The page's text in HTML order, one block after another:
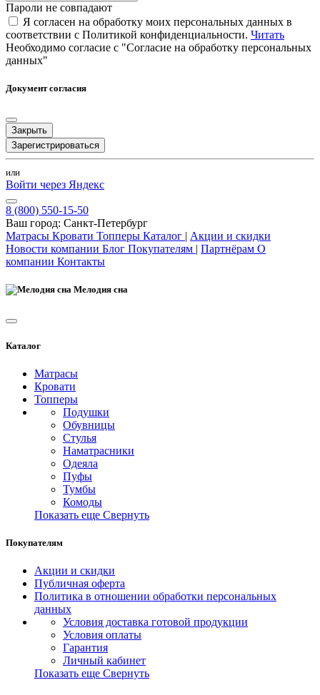
Пароли не совпадают
Я согласен на обработку моих персональных данных в
соответствии с Политикой конфиденциальности. Читать
Необходимо согласие с "Согласие на обработку персональных
данных"
Документ согласия
Закрыть
Зарегистрироваться
или
Войти через Яндекс
8 (800) 550-15-50
Ваш город: Санкт-Петербург
Матрасы Кровати Топперы Каталог | Акции и скидки
Новости компании Блог Покупателям | Партнёрам О
компании Контакты
Мелодия сна
Каталог
Матрасы
Кровати
Топперы
Подушки
Обувницы
Стулья
Наматрасники
Одеяла
Пуфы
Тумбы
Комоды
Показать еще Свернуть
Покупателям
Акции и скидки
Публичная оферта
Политика в отношении обработки персональных
данных
Условия доставка готовой продукции
Условия оплаты
Гарантия
Личный кабинет
Показать еще Свернуть